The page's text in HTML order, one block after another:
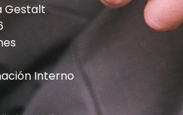
Gestalt
Interno